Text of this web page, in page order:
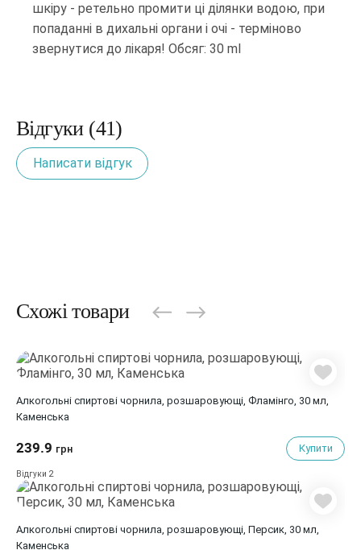
шкіру - ретельно промити ці ділянки водою, при
попаданні в дихальні органи і очі - терміново
звернутися до лікаря! Обсяг: 30 ml
Відгуки (41)
Написати відгук
Схожі товари
Алкогольні спиртові чорнила, розшаровующі, Фламінго, 30 мл,
Каменська
239.9 грн Купити
Відгуки 2
Алкогольні спиртові чорнила, розшаровующі, Персик, 30 мл,
Каменська